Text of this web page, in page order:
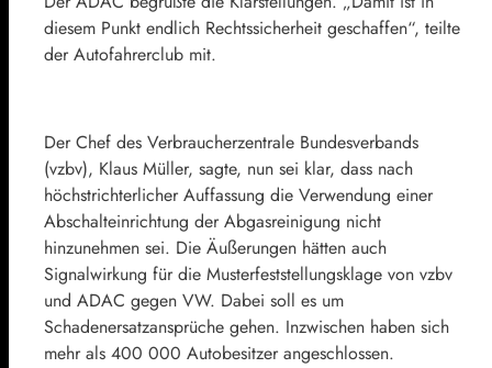
diesem Punkt endlich Rechtssicherheit geschaffen“, teilte
der Autofahrerclub mit.
Der Chef des Verbraucherzentrale Bundesverbands
(vzbv), Klaus Müller, sagte, nun sei klar, dass nach
höchstrichterlicher Auffassung die Verwendung einer
Abschalteinrichtung der Abgasreinigung nicht
hinzunehmen sei. Die Äußerungen hätten auch
Signalwirkung für die Musterfeststellungsklage von vzbv
und ADAC gegen VW. Dabei soll es um
Schadenersatzansprüche gehen. Inzwischen haben sich
mehr als 400 000 Autobesitzer angeschlossen.